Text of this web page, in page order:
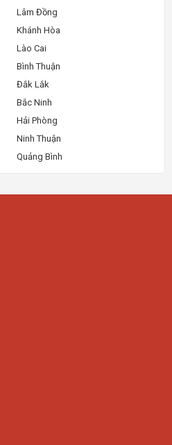
Lâm Đồng
Khánh Hòa
Lào Cai
Bình Thuận
Đắk Lắk
Bắc Ninh
Hải Phòng
Ninh Thuận
Quảng Bình